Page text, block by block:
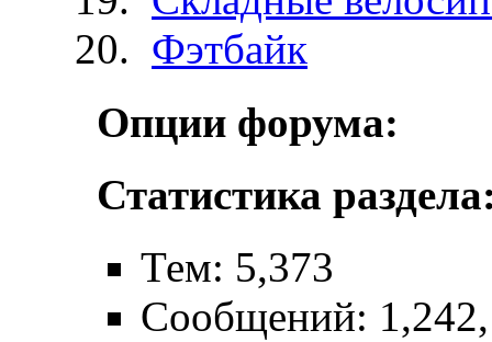
Фэтбайк
Опции форума:
Статистика
Тем: 5,373
Сообщений: